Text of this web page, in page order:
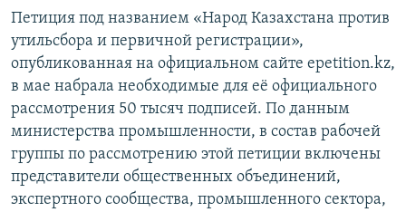
Петиция под названием «Народ Казахстана против
утильсбора и первичной регистрации»,
опубликованная на официальном сайте epetition.kz,
в мае набрала необходимые для её официального
рассмотрения 50 тысяч подписей. По данным
министерства промышленности, в состав рабочей
группы по рассмотрению этой петиции включены
представители общественных объединений,
экспертного сообщества, промышленного сектора,